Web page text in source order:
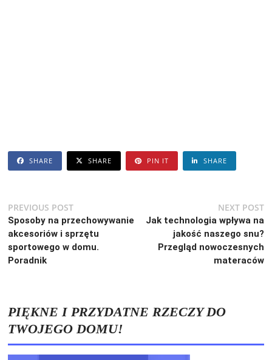
SHARE SHARE PIN IT SHARE
Nawigacja
wpisu
PREVIOUS POSTPrevious
post:
Sposoby na przechowywanie
akcesoriów i sprzętu
sportowego w domu.
Poradnik
NEXT POST
Jak technologia wpływa na
jakość naszego snu?
Przegląd nowoczesnych
materaców
PIĘKNE I PRZYDATNE RZECZY DO
TWOJEGO DOMU!